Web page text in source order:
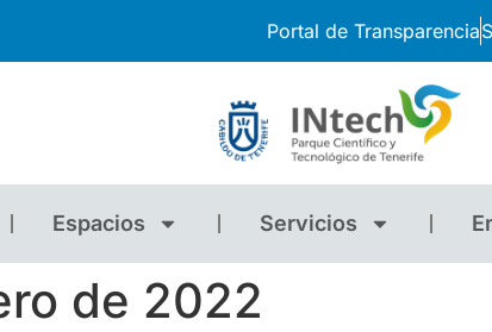
Portal de Transparencia
Espacios Servicios
de 2022